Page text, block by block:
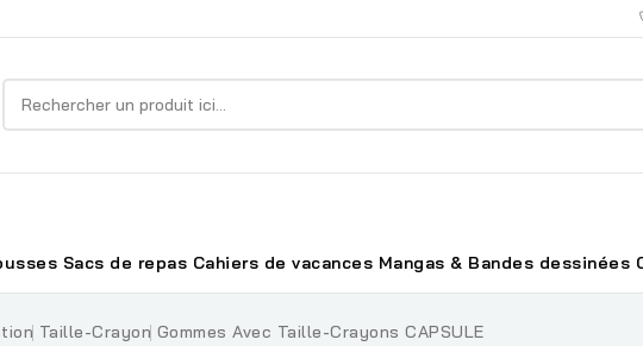
Sacs de repas Cahiers de vacances Mangas & Bandes dessinées
Taille-Crayon Gommes Avec Taille-Crayons CAPSULE